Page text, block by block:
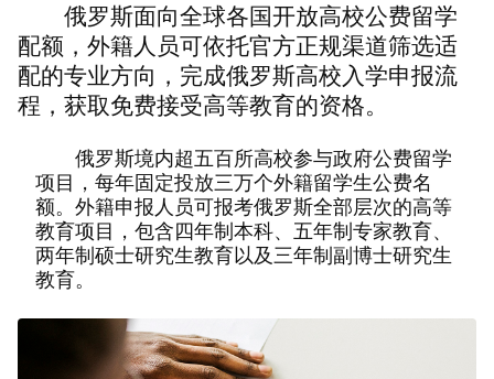
俄罗斯面向全球各国开放高校公费留学
配额，外籍人员可依托官方正规渠道筛选适
配的专业方向，完成俄罗斯高校入学申报流
程，获取免费接受高等教育的资格。
俄罗斯境内超五百所高校参与政府公费留学
项目，每年固定投放三万个外籍留学生公费名
额。外籍申报人员可报考俄罗斯全部层次的高等
教育项目，包含四年制本科、五年制专家教育、
两年制硕士研究生教育以及三年制副博士研究生
教育。